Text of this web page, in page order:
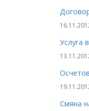
Услуга
Смяна